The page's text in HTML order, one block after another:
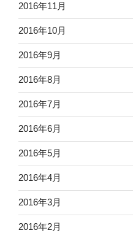
2016年11月
2016年10月
2016年9月
2016年8月
2016年7月
2016年6月
2016年5月
2016年4月
2016年3月
2016年2月